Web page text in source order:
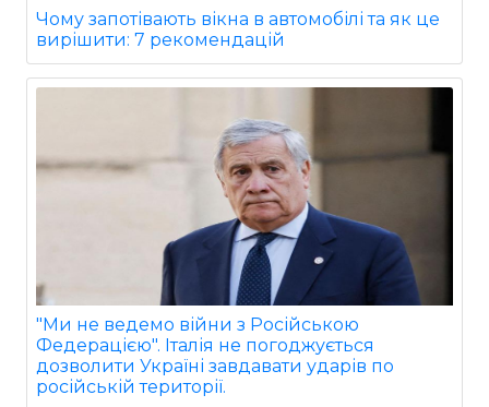
Чому запотівають вікна в автомобілі та як це
вирішити: 7 рекомендацій
"Ми не ведемо війни з Російською
Федерацією". Італія не погоджується
дозволити Україні завдавати ударів по
російській території.